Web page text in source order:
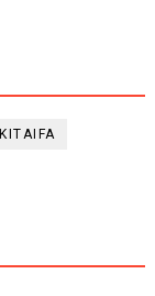
KITAIFA